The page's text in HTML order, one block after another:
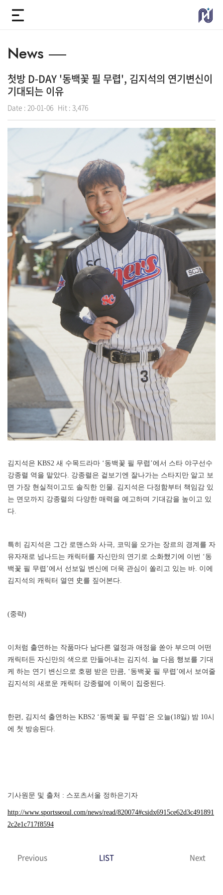
News
첫방 D-DAY '동백꽃 필 무렵', 김지석의 연기변신이
기대되는 이유
Date : 20-01-06 Hit : 3,476
김지석은 KBS2 새 수목드라마 ‘동백꽃 필 무렵’에서 스타 야구선수
강종렬 역을 맡았다. 강종렬은 겉보기엔 잘나가는 스타지만 알고 보
면 가장 현실적이고도 솔직한 인물. 김지석은 다정함부터 책임감 있
는 면모까지 강종렬의 다양한 매력을 예고하며 기대감을 높이고 있
다.
특히 김지석은 그간 로맨스와 사극, 코믹을 오가는 장르의 경계를 자
유자재로 넘나드는 캐릭터를 자신만의 연기로 소화했기에 이번 ‘동
백꽃 필 무렵’에서 선보일 변신에 더욱 관심이 쏠리고 있는 바. 이에
김지석의 캐릭터 열연 史를 짚어본다.
(중략)
이처럼 출연하는 작품마다 남다른 열정과 애정을 쏟아 부으며 어떤
캐릭터든 자신만의 색으로 만들어내는 김지석. 늘 다음 행보를 기대
케 하는 연기 변신으로 호평 받은 만큼, ‘동백꽃 필 무렵’에서 보여줄
김지석의 새로운 캐릭터 강종렬에 이목이 집중된다.
한편, 김지석 출연하는 KBS2 ‘동백꽃 필 무렵’은 오늘(18일) 밤 10시
에 첫 방송된다.
기사원문 및 출처 : 스포츠서울 정하은기자
http://www.sportsseoul.com/news/read/820074#csidx6915ce62d3c491891
2c2e1c717f8594
Previous LIST Next